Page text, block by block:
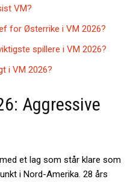
VM?
for Østerrike i VM 2026?
spillere i VM 2026?
i VM 2026?
Aggressive
et lag som står klare som
i Nord-Amerika. 28 års